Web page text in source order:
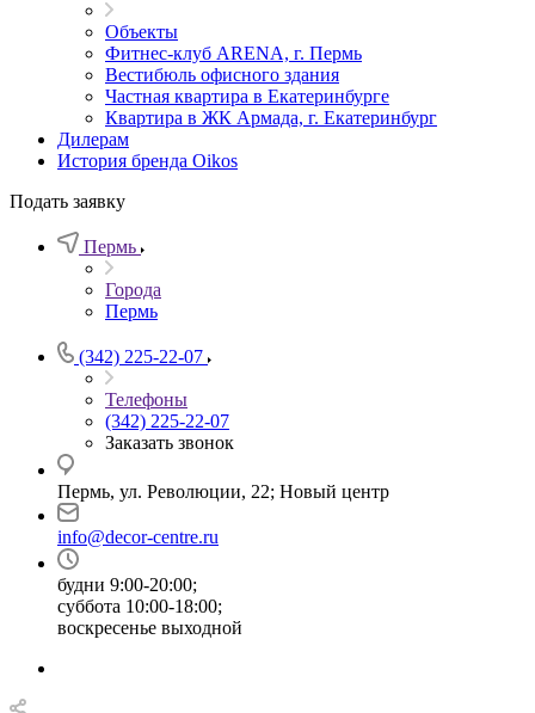
Объекты
Фитнес-клуб ARENA, г. Пермь
Вестибюль офисного здания
Частная квартира в Екатеринбурге
Квартира в ЖК Армада, г. Екатеринбург
Дилерам
История бренда Oikos
Подать заявку
Пермь
Города
Пермь
(342) 225-22-07
Телефоны
(342) 225-22-07
Заказать звонок
Пермь, ул. Революции, 22; Новый центр
info@decor-centre.ru
будни 9:00-20:00;
суббота 10:00-18:00;
воскресенье выходной